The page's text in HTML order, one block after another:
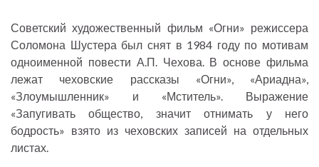
Советский художественный фильм «Огни» режиссера
Соломона Шустера был снят в 1984 году по мотивам
одноименной повести А.П. Чехова. В основе фильма
лежат чеховские рассказы «Огни», «Ариадна»,
«Злоумышленник» и «Мститель». Выражение
«Запугивать общество, значит отнимать у него
бодрость» взято из чеховских записей на отдельных
листах.